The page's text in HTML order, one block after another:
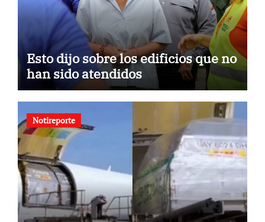
Esto dijo sobre los edificios que no
han sido atendidos
Notireporte